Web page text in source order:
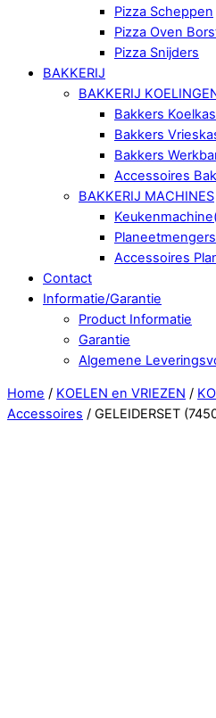
Pizza Scheppen
Pizza Oven
Pizza Snijders
BAKKERIJ
BAKKERIJ
Bakkers
Bakkers
Bakkers
Accessoires
BAKKERIJ MACHINES
Planeetmengers
Accessoires
Contact
Informatie/Garantie
Product Informatie
Garantie
Algemene
Close
Menu
Home / KOELEN en VRIEZEN /
Accessoires / GELEIDERSET